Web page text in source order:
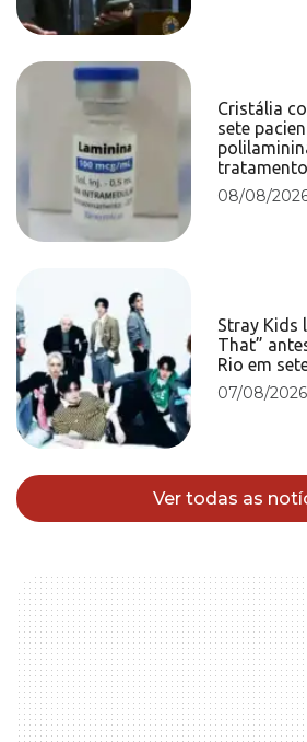
Cristália
sete
tratamento
08/08/
Stray Kids
That”
Rio em
07/08/2026
Ver todas as